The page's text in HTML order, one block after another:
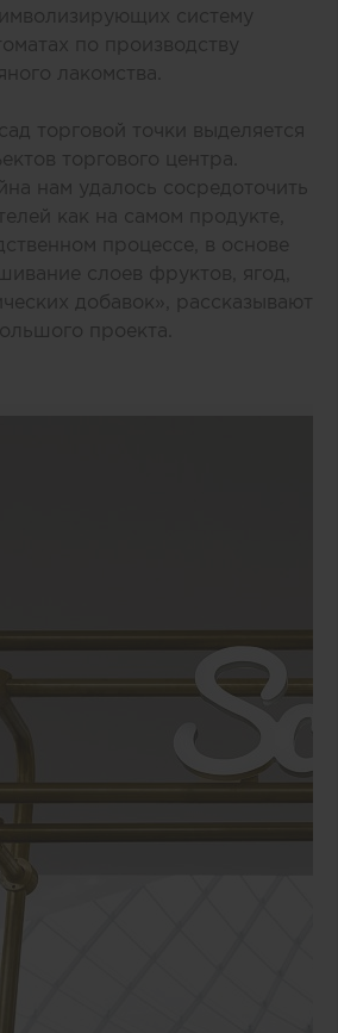
систему
по производству
лакомства.
торговой точки выделяется
торгового центра.
нам удалось сосредоточить
как на самом продукте,
процессе, в основе
слоев фруктов, ягод,
добавок», рассказывают
проекта.